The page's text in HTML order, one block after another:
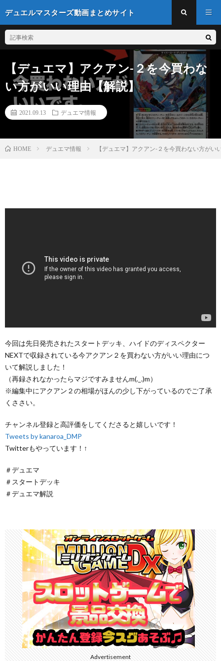
デュエルマスターズ動画まとめサイト
【デュエマ】アクアン-２を今買わな
い方がいい理由【解説】
2021.09.13 デュエマ情報
HOME デュエマ情報 【デュエマ】アクアン-２を今買わない方がい
今回は先日発売されたスタートデッキ、ハイドのディスペクター
NEXTで収録されている今アクアン２を買わない方がいい理由につ
いて解説しました！
（再録されなかったらマジですみませんm(._.)m）
※編集中にアクアン２の相場がほんの少し下がっているのでご了承
くささい。
チャンネル登録と高評価をしてくださると嬉しいです！
Tweets by kanaroa_DMP
Twitterもやっています！↑
＃デュエマ​​​​​​​​​​​​​​
＃スタートデッキ
＃デュエマ解説
Advertisement